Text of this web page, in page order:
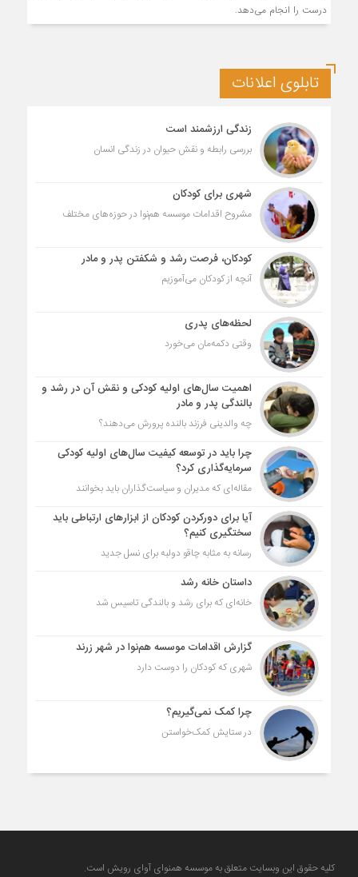
درست را انجام می­‌دهد.
تابلوی اعلانات
زندگی ارزشمند است
بررسی رابطه و نقش حیوان در زندگی انسان
شهری برای کودکان
مشروح اقدامات موسسه هم‌نوا در حوزه‌های مختلف
کودکان، فرصت رشد و شکفتن پدر و مادر
آنچه از کودکان می‌آموزیم
لحظه‌های پدری
وقتی دکمه‌مان می‌خورد
اهمیت سال‌های اولیه کودکی و نقش آن در رشد و
بالندگی پدر و مادر
چه والدینی فرزند بالنده پرورش می‌دهند؟
چرا باید در توسعه کیفیت سال‌های اولیه کودکی
سرمایه‌گذاری کرد؟
مقاله‌ای که مدیران و سیاست‌گذاران باید بخوانند
آیا برای دورکردن کودکان از ابزارهای ارتباطی باید
سختگیری کنیم؟
رسانه به مثابه چاقو دولبه برای نسل جدید
داستان خانه رشد
خانه‌ای که برای رشد و بالندگی تاسیس شد
گزارش اقدامات موسسه هم‌نوا در شهر زرند
شهری که کودکان را دوست دارد
چرا کمک نمی‌گیریم؟
در ستایش کمک‌خواستن
کلیه حقوق این وبسایت متعلق به موسسه همنوای آوای رویش است.